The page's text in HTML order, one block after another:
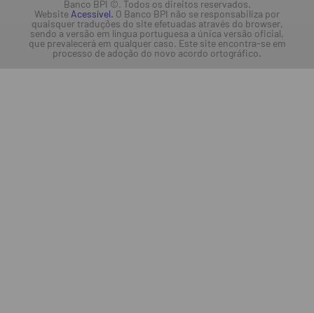
Banco BPI ©. Todos os direitos reservados.
Website Acessível. O Banco BPI não se responsabiliza por
quaisquer traduções do site efetuadas através do browser,
sendo a versão em língua portuguesa a única versão oficial,
que prevalecerá em qualquer caso. Este site encontra-se em
processo de adoção do novo acordo ortográfico.